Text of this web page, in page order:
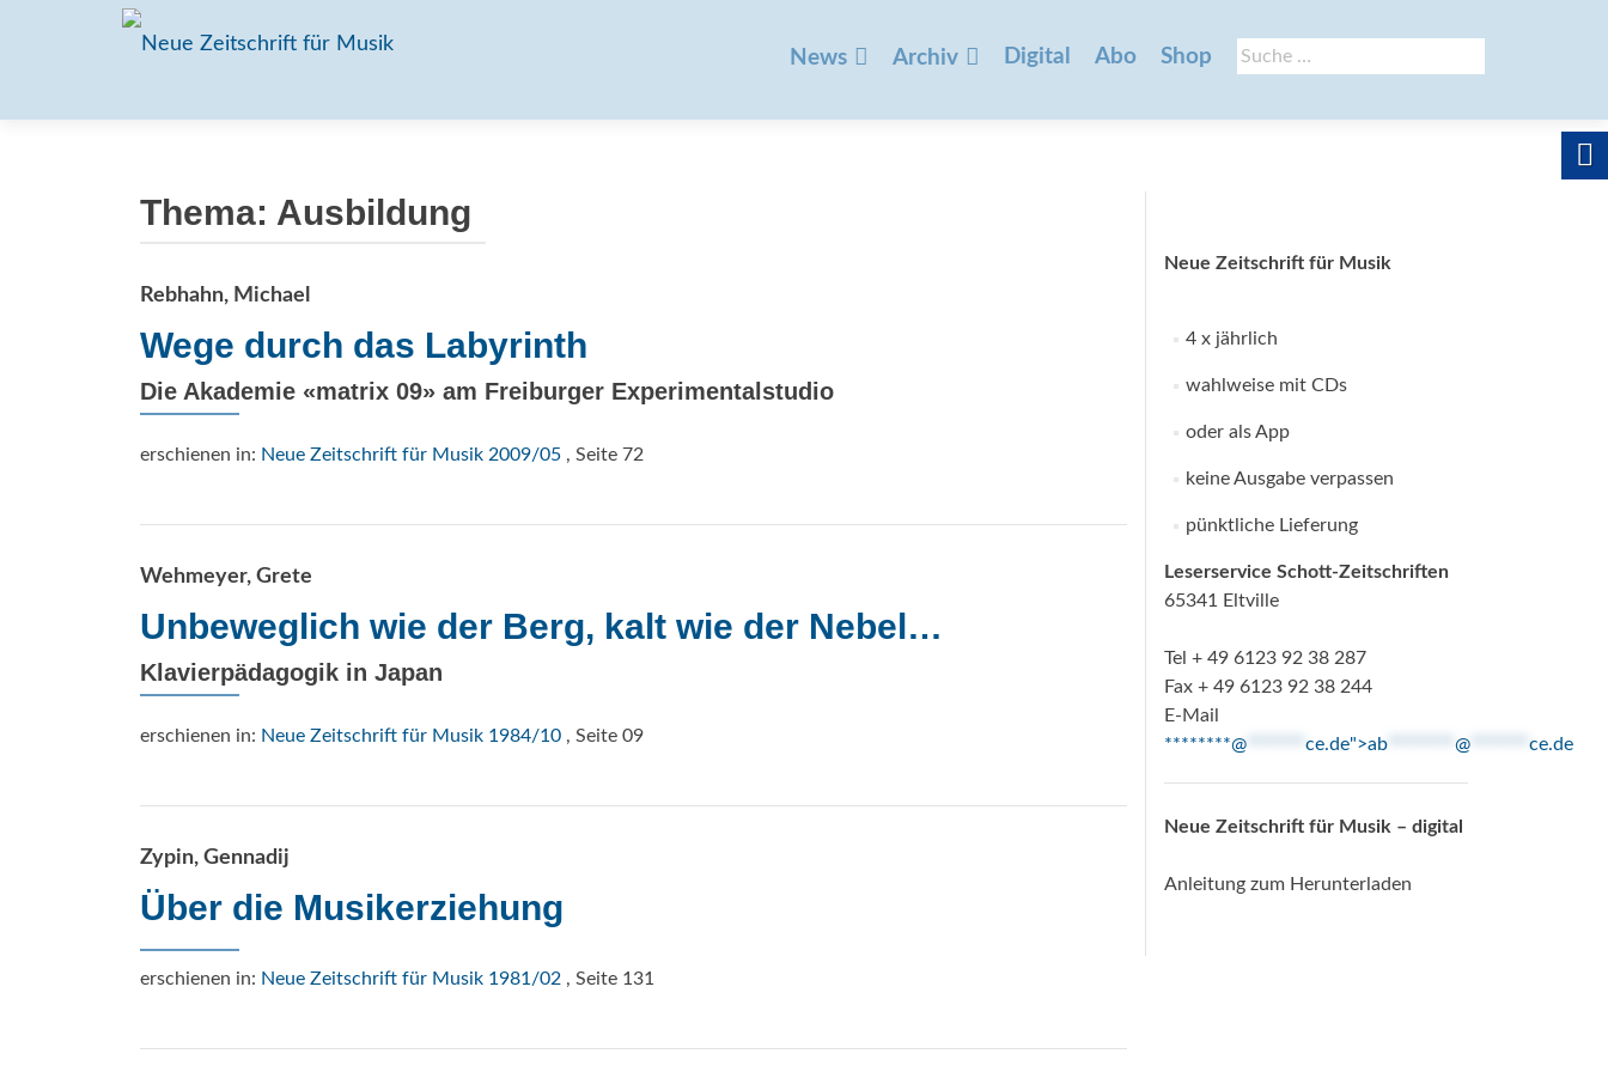
Suche
nach:
springen
News Archiv Digital Abo Shop
Thema: Ausbildung
Rebhahn, Michael
Wege durch das Labyrinth
Die Akademie «matrix 09» am Freiburger Experimentalstudio
erschienen in: Neue Zeitschrift für Musik 2009/05 , Seite 72
Wehmeyer, Grete
Unbeweglich wie der Berg, kalt wie der Nebel…
Klavierpädagogik in Japan
erschienen in: Neue Zeitschrift für Musik 1984/10 , Seite 09
Zypin, Gennadij
Über die Musikerziehung
erschienen in: Neue Zeitschrift für Musik 1981/02 , Seite 131
Neue Zeitschrift für Musik
4 x jährlich
wahlweise mit CDs
oder als App
keine Ausgabe verpassen
pünktliche Lieferung
Leserservice Schott-Zeitschriften
65341 Eltville
Tel + 49 6123 92 38 287
Fax + 49 6123 92 38 244
E-Mail
********@
ce.de">ab @ ce.de
Neue Zeitschrift für Musik – digital
Anleitung zum Herunterladen